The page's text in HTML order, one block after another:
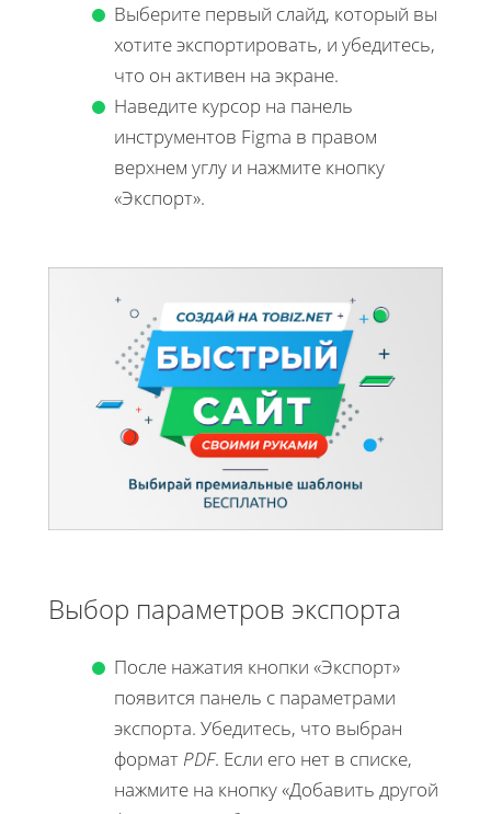
Выберите первый слайд, который вы
хотите экспортировать, и убедитесь,
что он активен на экране.
Наведите курсор на панель
инструментов Figma в правом
верхнем углу и нажмите кнопку
«Экспорт».
Выбор параметров экспорта
После нажатия кнопки «Экспорт»
появится панель с параметрами
экспорта. Убедитесь, что выбран
формат PDF. Если его нет в списке,
нажмите на кнопку «Добавить другой